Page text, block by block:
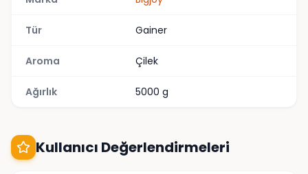
Tür Gainer
Aroma Çilek
Ağırlık 5000 g
Kullanıcı Değerlendirmeleri